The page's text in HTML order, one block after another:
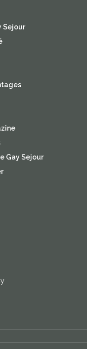
Sejour
Gay Sejour